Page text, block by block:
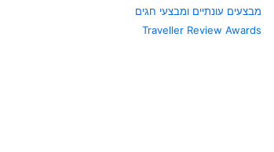
מבצעים עונתיים ומבצעי חגים
Traveller Review Awards